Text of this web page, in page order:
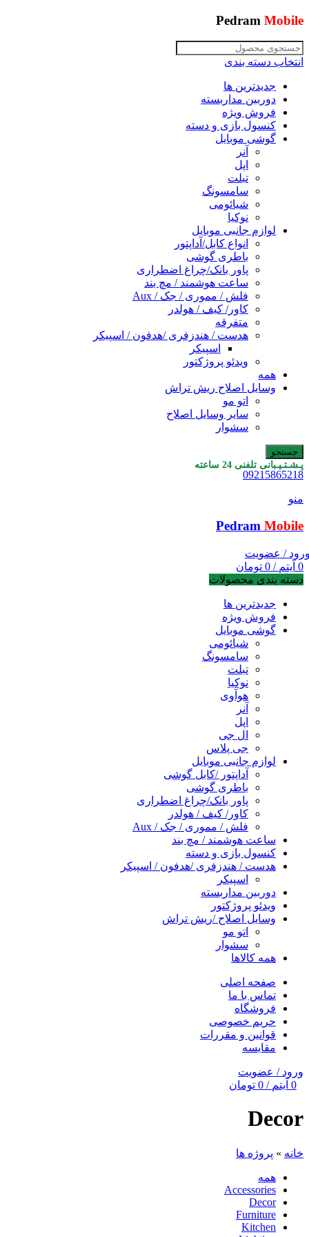
Pedram Mobile
انتخاب دسته بندی
جدیدترین ها
دوربین مداربسته
فروش ویژه
کنسول بازی و دسته
گوشی موبایل
آنر
اپل
تبلت
سامسونگ
شیائومی
نوکیا
لوازم جانبی موبایل
انواع کابل/آداپتور
باطری گوشی
پاور بانک/چراغ اضطراری
ساعت هوشمند / مچ بند
فلش / مموری / جک / Aux
کاور/ کیف / هولدر
متفرقه
هدست / هندزفری /هدفون / اسپیکر
اسپیکر
ویدئو پروژکتور
همه
وسایل اصلاح ریش تراش
اتو مو
سایر وسایل اصلاح
سشوار
جستجو
پـشـتـیـبانی تلفنی 24 ساعته
09215865218
منو
Pedram Mobile
/ عضویت
0 آیتم /
0 تومان
دسته بندی محصولات
جدیدترین ها
فروش ویژه
گوشی موبایل
شیائومی
سامسونگ
تبلت
نوکیا
هوآوی
آنر
اپل
ال جی
جی پلاس
لوازم جانبی موبایل
آداپتور /کابل گوشی
باطری گوشی
پاور بانک/چراغ اضطراری
کاور/ کیف / هولدر
فلش / مموری / جک / Aux
ساعت هوشمند / مچ بند
کنسول بازی و دسته
هدست / هندزفری /هدفون / اسپیکر
اسپیکر
دوربین مداربسته
ویدئو پروژکتور
وسایل اصلاح /ریش تراش
اتو مو
سشوار
همه کالاها
صفحه اصلی
تماس با ما
فروشگاه
حریم خصوصی
قوانین و مقررات
مقایسه
ورود / عضویت
0 آیتم /
0 تومان
Decor
خانه » پروژه ها
همه
Accessories
Decor
Furniture
Kitchen